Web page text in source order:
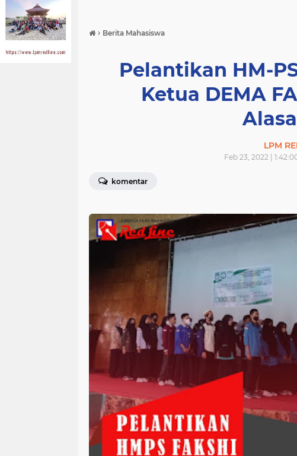
› Berita Mahasiswa
Pelantikan HM-
Ketua DEMA
LPM
Feb 23, 2022 |
komentar